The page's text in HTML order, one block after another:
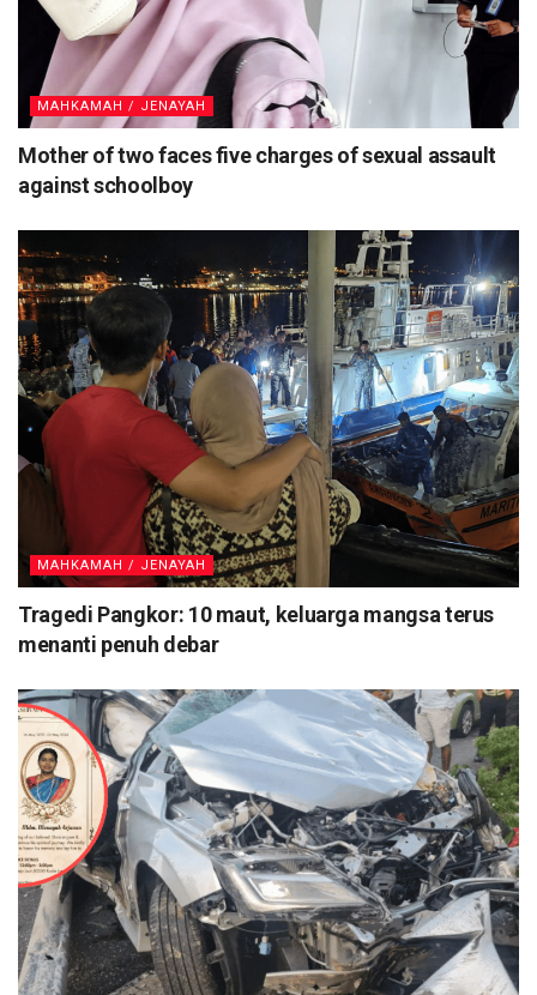
MAHKAMAH / JENAYAH
Mother of two faces five charges of sexual assault
against schoolboy
MAHKAMAH / JENAYAH
Tragedi Pangkor: 10 maut, keluarga mangsa terus
menanti penuh debar